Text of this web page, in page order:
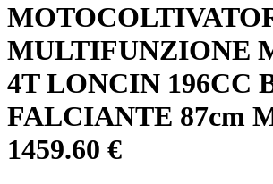
MULTIFUNZIONE
4T LONCIN 196CC
FALCIANTE 87cm
1459.60 €